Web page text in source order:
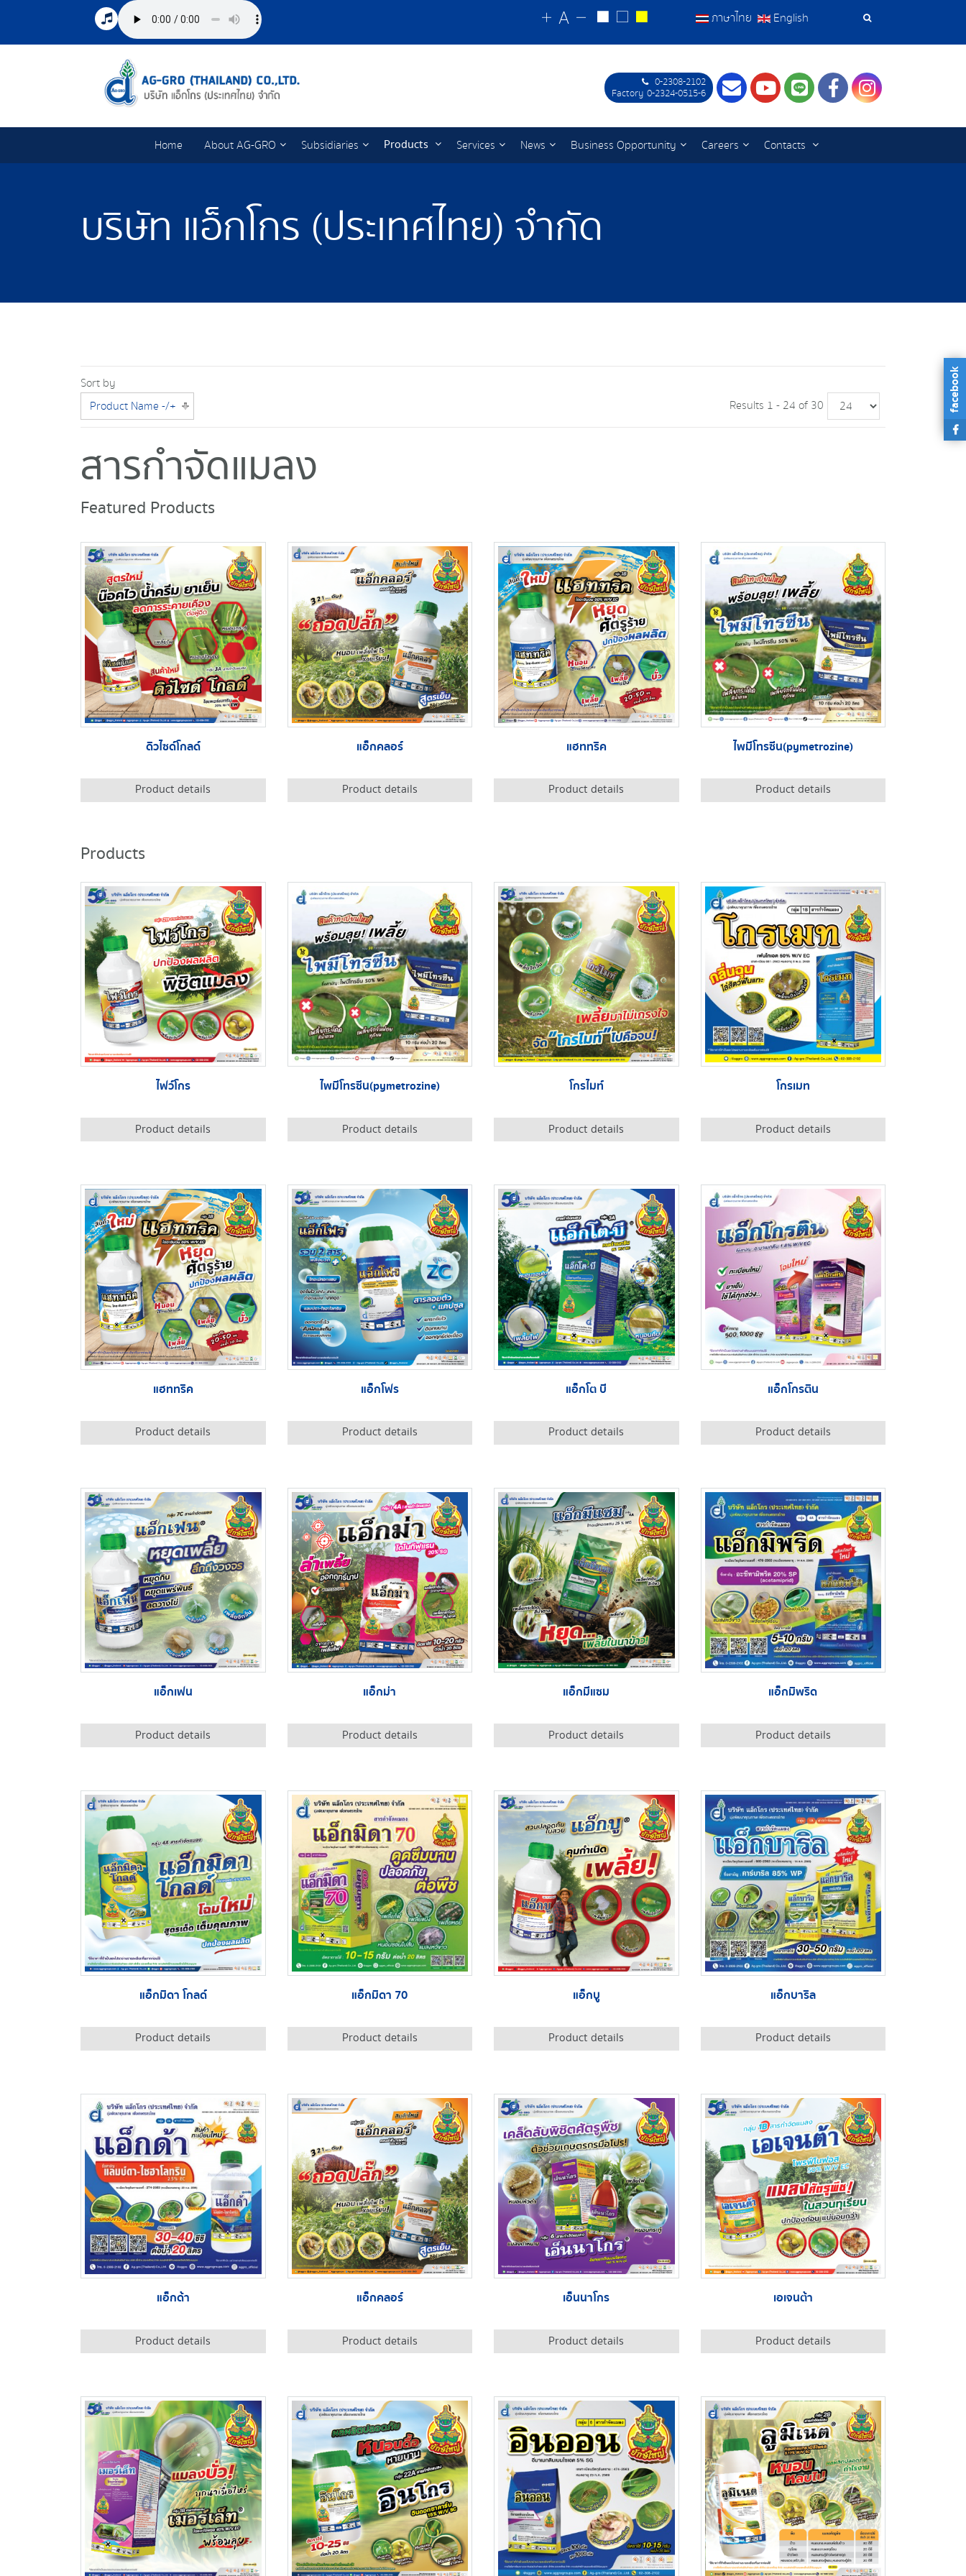
Search
ภาษาไทย English
0-2308-2102
Factory 0-2324-0515-6
ContactYoutube
LINEFacebookInstagram
Home About AG-GRO Subsidiaries Products Services News Business Opportunity Careers Contacts
บริษัท แอ็กโกร (ประเทศไทย) จำกัด
Sort by
Product Name -/+
Results 1 - 24 of 30
สารกำจัดแมลง
Featured Products
ดิวไซด์โกลด์
Product details
แอ็กคลอร์
Product details
แฮททริค
Product details
ไพมีโทรซีน(pymetrozine)
Product details
Products
ไฟว์โกร
Product details
ไพมีโทรซีน(pymetrozine)
Product details
โกรไมท์
Product details
โกรเมท
Product details
แฮททริค
Product details
แอ็กโฟร
Product details
แอ็กโต บี
Product details
แอ็กโกรติน
Product details
แอ็กเฟน
Product details
แอ็กม่า
Product details
แอ็กมีแซม
Product details
แอ็กมิพริด
Product details
แอ็กมิดา โกลด์
Product details
แอ็กมิดา 70
Product details
แอ็กบู
Product details
แอ็กบาริล
Product details
แอ็กด้า
Product details
แอ็กคลอร์
Product details
เอ็นนาโกร
Product details
เอเจนต้า
Product details
facebook